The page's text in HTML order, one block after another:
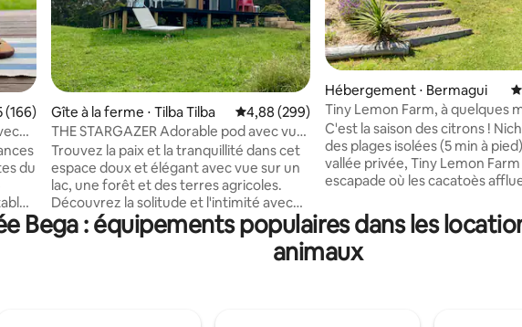
moyenne sur la base de 166 commentaires : 5 sur 5
(166)
du
Gîte à la ferme ⋅ Tilba Tilba Évaluation moyenne sur la base de 299
4,88 (299)
THE STARGAZER Adorable pod avec vue
imprenable
Trouvez la paix et la tranquillité dans cet
espace doux et élégant avec vue sur un
lac, une forêt et des terres agricoles.
Découvrez la solitude et l'intimité avec
seulement un petit cottage éloigné en
vue. Nagez dans la rivière, admirez les
étoiles la nuit, Roos au crépuscule et à
Hébergement ⋅ Bermagui
Tiny Lemon Farm, à quelques
la ville
C'est la saison des citrons !
des plages isolées (5 min à
vallée privée, Tiny Lemon
escapade où les cacatoès
vagues remplissent l'air
Échangez nos citrons contre
de glace à la gelateria. Marchez
Jaggers (plage privée) et
Bega : équipements populaires dans les
animaux